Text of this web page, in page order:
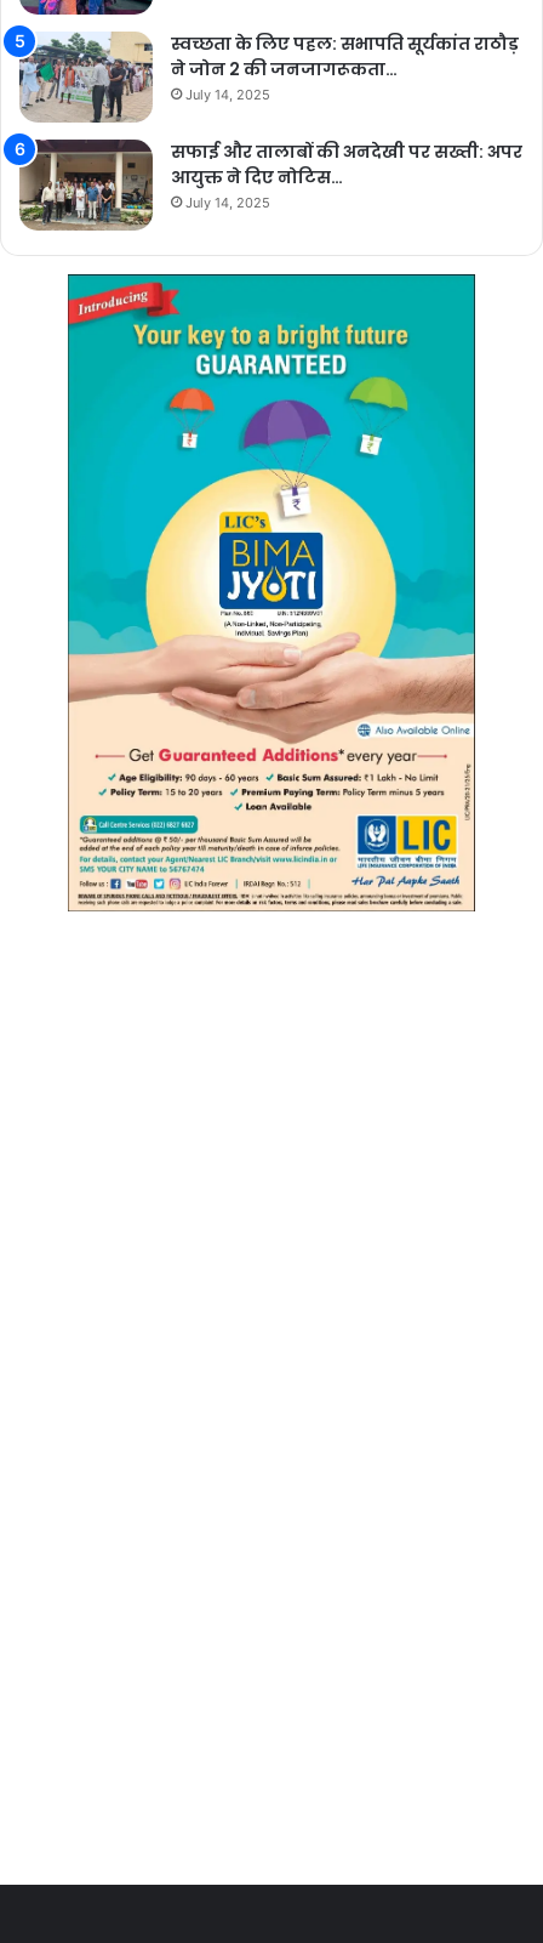
स्वच्छता के लिए पहल: सभापति सूर्यकांत राठौड़
ने जोन 2 की जनजागरूकता…
July 14, 2025
सफाई और तालाबों की अनदेखी पर सख्ती: अपर
आयुक्त ने दिए नोटिस…
July 14, 2025